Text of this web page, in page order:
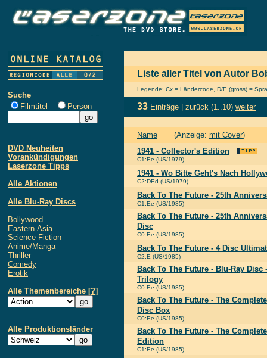
Suche
Filmtitel
Person
DVD Neuheiten
Vorankündigungen
Laserzone Tipps
Alle Aktionen
Alle Blu-Ray Discs
Bollywood
Eastern-Asia
Science Fiction
Anime/Manga
Thriller
Comedy
Erotik
Alle Themenbereiche [?]
Alle Produktionsländer
Liste aller Titel von Autor
Legende: Cx = Ländercode, D/E (gross) =
33 Einträge | zurück (1..10) weiter
Name (Anzeige: mit Cover)
1941 - Collector's Edition
C1:Ee (US/1979)
1941 - Wo Bitte Geht's Nach
C2:DEd (US/1979)
Back To The Future - 25th
C1:Ee (US/1985)
Back To The Future - 25th
Disc
C0:Ee (US/1985)
Back To The Future - 4 Disc
C2:E (US/1985)
Back To The Future - Blu-Ray Disc
Trilogy
C0:Ee (US/1985)
Back To The Future - The
Disc Box
C0:Ee (US/1985)
Back To The Future - The
Edition
C1:Ee (US/1985)